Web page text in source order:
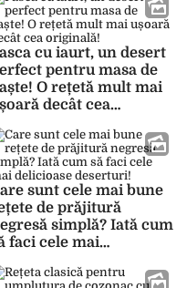
cu iaurt, un desert
pentru masa de
O rețetă mult mai
decât cea
sunt cele mai bune
de prăjitură
simplă? Iată cum
faci cele mai